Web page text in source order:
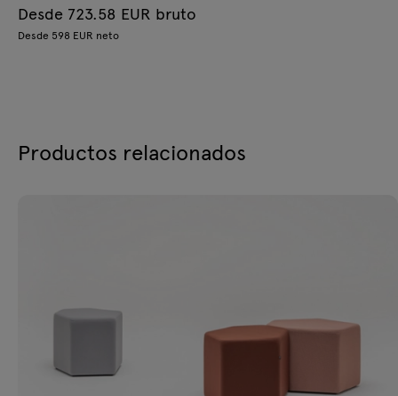
Desde 723.58 EUR bruto
Desde 598 EUR neto
Productos relacionados